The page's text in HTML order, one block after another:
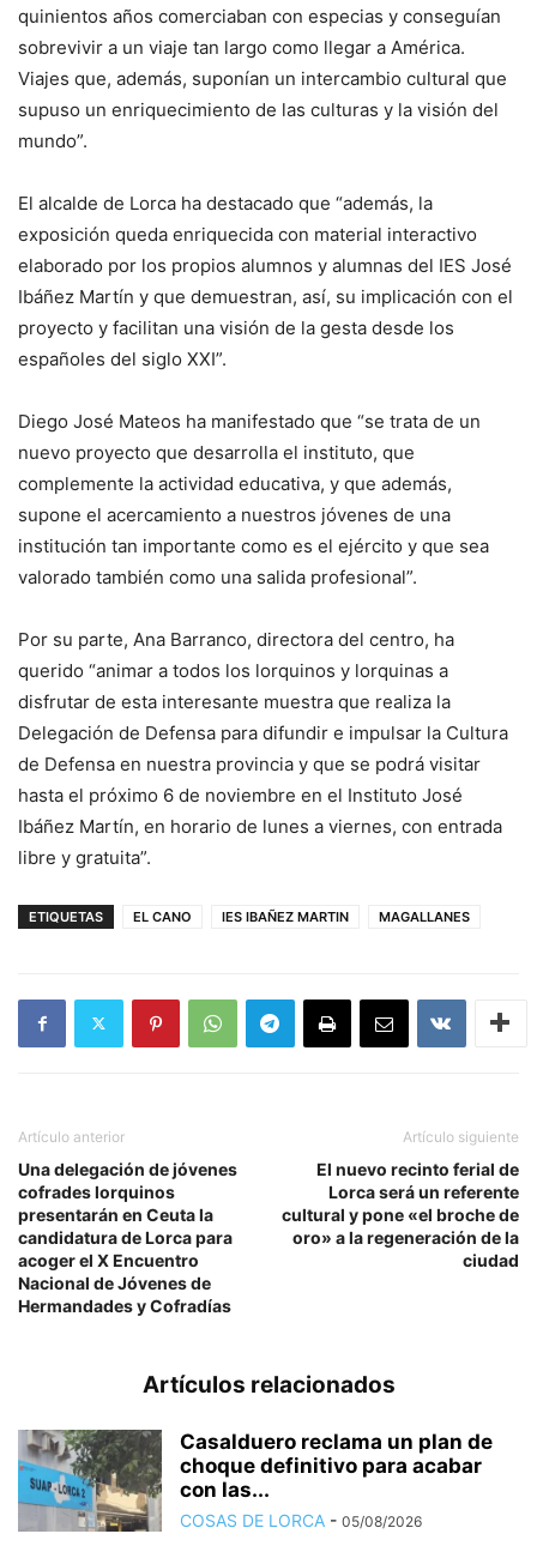
quinientos años comerciaban con especias y conseguían
sobrevivir a un viaje tan largo como llegar a América.
Viajes que, además, suponían un intercambio cultural que
supuso un enriquecimiento de las culturas y la visión del
mundo”.
El alcalde de Lorca ha destacado que “además, la
exposición queda enriquecida con material interactivo
elaborado por los propios alumnos y alumnas del IES José
Ibáñez Martín y que demuestran, así, su implicación con el
proyecto y facilitan una visión de la gesta desde los
españoles del siglo XXI”.
Diego José Mateos ha manifestado que “se trata de un
nuevo proyecto que desarrolla el instituto, que
complemente la actividad educativa, y que además,
supone el acercamiento a nuestros jóvenes de una
institución tan importante como es el ejército y que sea
valorado también como una salida profesional”.
Por su parte, Ana Barranco, directora del centro, ha
querido “animar a todos los lorquinos y lorquinas a
disfrutar de esta interesante muestra que realiza la
Delegación de Defensa para difundir e impulsar la Cultura
de Defensa en nuestra provincia y que se podrá visitar
hasta el próximo 6 de noviembre en el Instituto José
Ibáñez Martín, en horario de lunes a viernes, con entrada
libre y gratuita”.
ETIQUETAS EL CANO IES IBAÑEZ MARTIN MAGALLANES
Artículo anterior
Una delegación de jóvenes
cofrades lorquinos
presentarán en Ceuta la
candidatura de Lorca para
acoger el X Encuentro
Nacional de Jóvenes de
Hermandades y Cofradías
Artículo siguiente
El nuevo recinto ferial de
Lorca será un referente
cultural y pone «el broche de
oro» a la regeneración de la
ciudad
Artículos relacionados
Casalduero reclama un plan de
choque definitivo para acabar
con las...
COSAS DE LORCA - 05/08/2026